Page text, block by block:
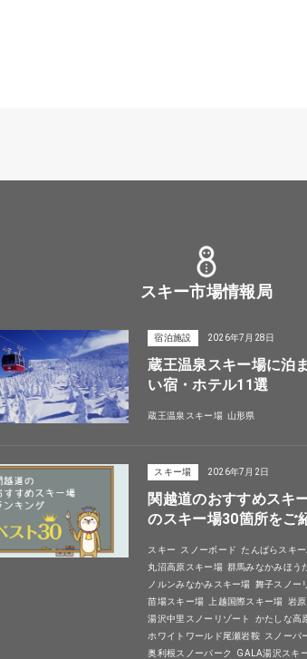
スキー市場情報局
宿泊施設 2026年7月28日
蔵王温泉スキー場に泊
い宿・ホテル11選
蔵王温泉スキー場 山形県
スキー場 2026年7月2日
関越道のおすすめスキ
のスキー場30箇所をご
スキー スノーボード たんばらスキー
丸沼高原スキー場 群馬みなかみほう
ノルンみなかみスキー場 舞子スノー
苗場スキー場
上越国際スキー場 岩
湯沢中里スノーリゾート
かたしな高
ホワイトワールド尾瀬岩鞍 スノーパ
奥利根スノーパーク
GALA湯沢スキ